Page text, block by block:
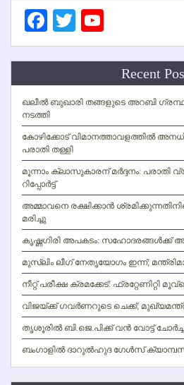
Facebook
Twitter
Channel
Recent
ഖലീല്‍ ബുഖാരി തങ്ങളുടെ അറബി
നടത്തി
കോഴിക്കോട് വിമാനത്താവളത്തില്‍
പരാതി തള്ളി
മൂന്നാം ക്ലാസുകാരന് മര്‍ദ്ദനം: പരാതി
റിപ്പോര്‍ട്ട്
അമ്മാവനെ രക്ഷിക്കാന്‍
മരിച്ചു
കൃഷ്ണഗിരി അപകടം: സഹോദരങ്ങള്‍ക്ക്
മുസ്ലിം ലീഗ് നേതൃയോഗം ഇന്ന്;
നീറ്റ് പരീക്ഷ ക്രമക്കേട്: ഫ്രറ്റേണിറ്റി
വിജയ്ക്ക് ഗവര്‍ണറുടെ ചെക്ക്;
തൃശൂരില്‍ ബി.ജെ.പിക്ക് വന്‍ വോട്ട് ചോര്‍ച്ച
ബംഗാളില്‍ ദാറുല്‍ഹുദ ഗേള്‍സ്